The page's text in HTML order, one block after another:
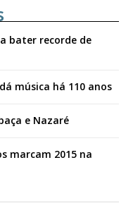
bater recorde de
música há 110 anos
e Nazaré
marcam 2015 na